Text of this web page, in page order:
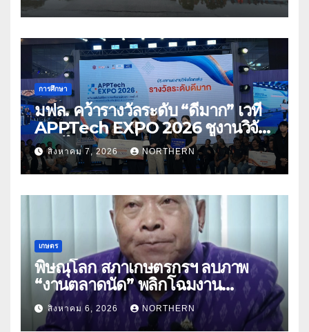
การศึกษา
มฟล. คว้ารางวัลระดับ “ดีมาก” เวที
APPTech EXPO 2026 ชูงานวิจัย
สมุนไพร ขับเคลื่อนนวัตกรรมสู่เชิง
พาณิชย์
สิงหาคม 7, 2026 NORTHERN
เกษตร
พิษณุโลก สภาเกษตรกรฯ ลบภาพ
“งานตลาดนัด” พลิกโฉมงาน
“เกษตรรุ่งเรืองเมืองสองแคว 69” มุ่ง
ประโยชน์เกษตรกร ดึงนวัตกรรม-จับ
สิงหาคม 6, 2026 NORTHERN